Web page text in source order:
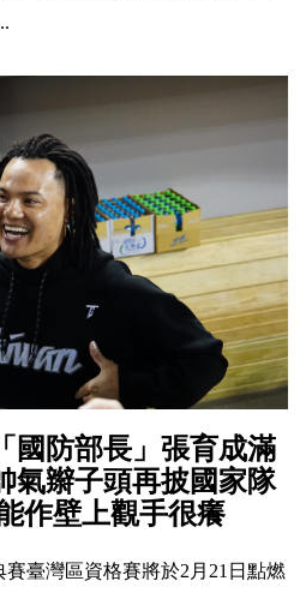
國防部長」張育成滿
氣辮子頭再披國家隊
作壁上觀手很癢
賽臺灣區資格賽將於2月21日點燃